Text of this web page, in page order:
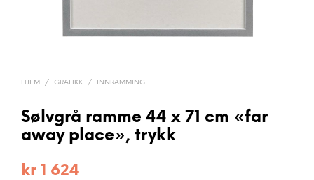
HJEM / GRAFIKK / INNRAMMING
Sølvgrå ramme 44 x 71 cm «far
away place», trykk
kr 1 624